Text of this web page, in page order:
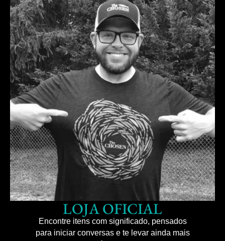
LOJA OFICIAL
Encontre itens com significado, pensados
para iniciar conversas e te levar ainda mais